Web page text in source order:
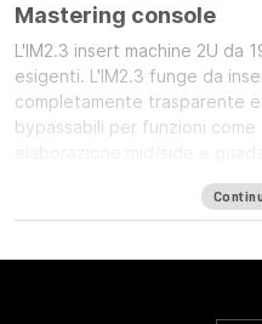
Mastering console
L'IM2.3 insert machine 2U da
esigenti. L'IM2.3 funge da
completamente trasparente
bypassabili per funzioni come
stereo, 2 uscite stereo e 8